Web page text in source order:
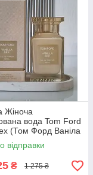
Жіноча
вода Tom Ford
(Том Форд Ваніла
мл
відправки
₴ 1 275 ₴